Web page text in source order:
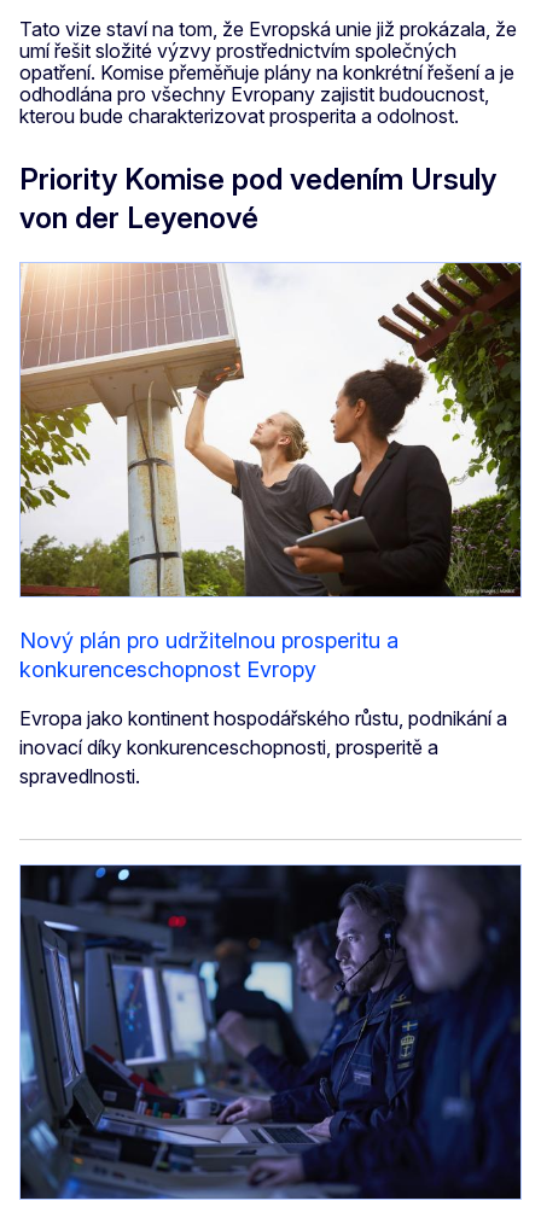
Tato vize staví na tom, že Evropská unie již prokázala, že
umí řešit složité výzvy prostřednictvím společných
opatření. Komise přeměňuje plány na konkrétní řešení a je
odhodlána pro všechny Evropany zajistit budoucnost,
kterou bude charakterizovat prosperita a odolnost.
Priority Komise pod vedením Ursuly
von der Leyenové
Nový plán pro udržitelnou prosperitu a
konkurenceschopnost Evropy
Evropa jako kontinent hospodářského růstu, podnikání a
inovací díky konkurenceschopnosti, prosperitě a
spravedlnosti.